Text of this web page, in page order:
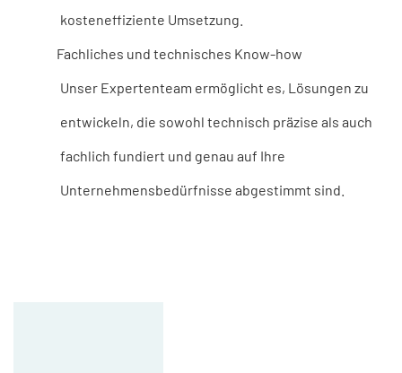
kosteneffiziente Umsetzung.
Fachliches und technisches Know-how
Unser Expertenteam ermöglicht es, Lösungen zu
entwickeln, die sowohl technisch präzise als auch
fachlich fundiert und genau auf Ihre
Unternehmensbedürfnisse abgestimmt sind.